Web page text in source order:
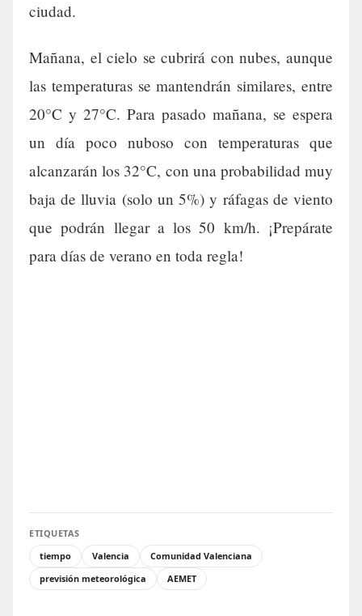
ciudad.
Mañana, el cielo se cubrirá con nubes, aunque
las temperaturas se mantendrán similares, entre
20°C y 27°C. Para pasado mañana, se espera
un día poco nuboso con temperaturas que
alcanzarán los 32°C, con una probabilidad muy
baja de lluvia (solo un 5%) y ráfagas de viento
que podrán llegar a los 50 km/h. ¡Prepárate
para días de verano en toda regla!
ETIQUETAS
tiempo
Valencia
Comunidad Valenciana
previsión meteorológica
AEMET